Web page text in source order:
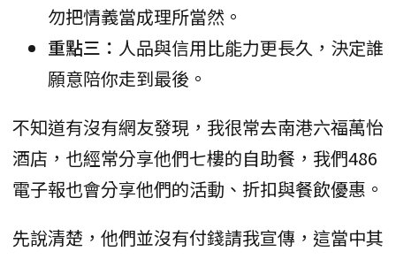
勿把情義當成理所當然。
重點三： 人品與信用比能力更長久，決定誰
願意陪你走到最後。
不知道有沒有網友發現，我很常去南港六福萬怡
酒店，也經常分享他們七樓的自助餐，我們486
電子報也會分享他們的活動、折扣與餐飲優惠。
先說清楚，他們並沒有付錢請我宣傳，這當中其